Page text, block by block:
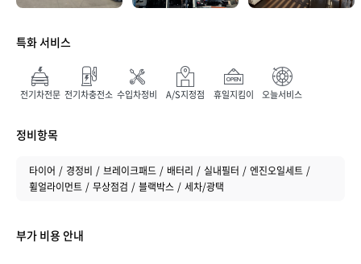
특화 서비스
전기차전문 전기차충전소 수입차정비 A/S지정점 휴일지킴이 오늘서비스
정비항목
타이어 경정비 브레이크패드 배터리 실내필터
엔진오일세트
휠얼라이먼트
무상점검 블랙박스 세차/광택
부가 비용 안내
취소하기 등록하기